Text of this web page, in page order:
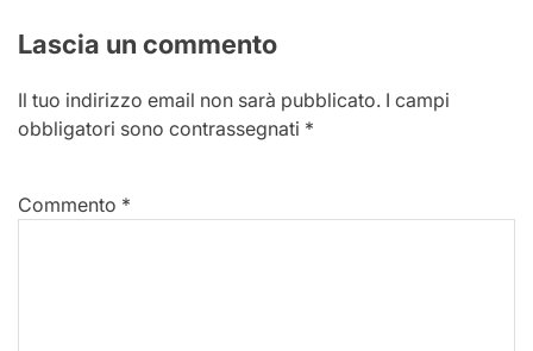
Lascia un commento
Il tuo indirizzo email non sarà pubblicato. I campi
obbligatori sono contrassegnati *
Commento *